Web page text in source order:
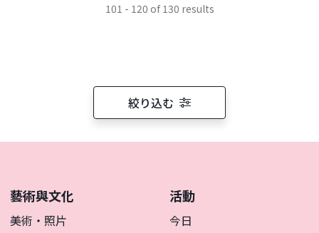
101 - 120 of 130 results
絞り込む
藝術與文化
美術・照片
活動
今日